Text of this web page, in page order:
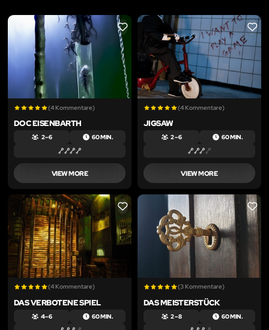
LIKE
(4 Kommentare)
DOC EISENBARTH
2 – 6 60 MIN.
VIEW MORE
LIKE
(4 Kommentare)
JIGSAW
2 – 6 60 MIN.
VIEW MORE
LIKE
(4 Kommentare)
DAS VERBOTENE SPIEL
4 – 6 60 MIN.
LIKE
(3 Kommentare)
DAS MEISTERSTÜCK
2 – 8 60 MIN.